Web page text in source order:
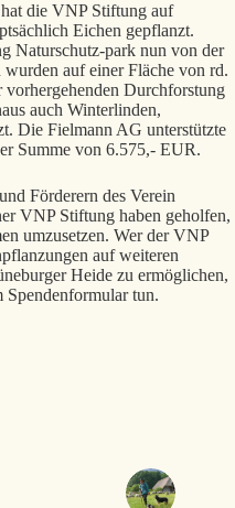
die VNP Stiftung auf
Eichen gepflanzt.
Naturschutz-park nun von der
auf einer Fläche von rd.
Durchforstung
auch Winterlinden,
Die Fielmann AG unterstützte
Summe von 6.575,- EUR.
Förderern des Verein
VNP Stiftung haben geholfen,
umzusetzen. Wer der VNP
auf weiteren
Heide zu ermöglichen,
Spendenformular tun.